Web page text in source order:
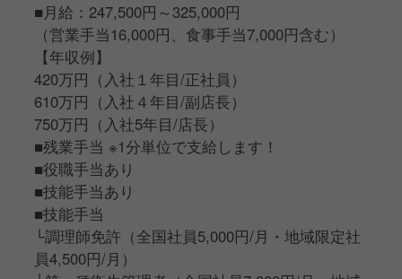
■月給：247,500円～325,000円
（営業手当16,000円、食事手当7,000円含む）
【年収例】
420万円（入社１年目/正社員）
610万円（入社４年目/副店長）
750万円（入社5年目/店長）
■残業手当 ※1分単位で支給します！
■役職手当あり
■技能手当あり
■技能手当
└調理師免許（全国社員5,000円/月・地域限定社
員4,500円/月）